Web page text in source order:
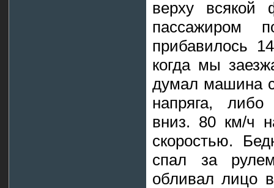
верху всякой
прибавилось
когда мы
думал машина
напряга, либо
вниз. 80 км/ч
скоростью.
спал за
обливал лицо